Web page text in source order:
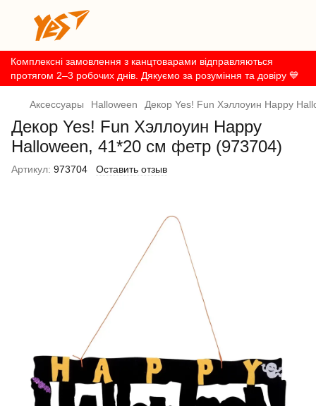
Комплексні замовлення з канцтоварами відправляються
протягом 2–3 робочих днів. Дякуємо за розуміння та довіру 💙
Аксессуары Halloween Декор Yes! Fun Хэллоуин Happy
Декор Yes! Fun Хэллоуин Happy
Halloween, 41*20 см фетр (973704)
Артикул: 973704 Оставить отзыв